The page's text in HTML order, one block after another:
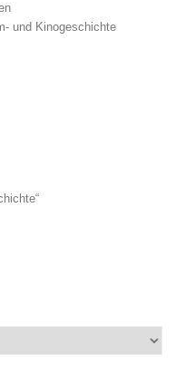
und Kinogeschichte